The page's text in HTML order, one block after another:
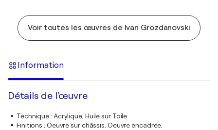
Voir toutes les œuvres de Ivan Grozdanovski
Information
Détails de l'œuvre
Technique: Acrylique, Huile sur Toile
Finitions : Oeuvre sur châssis. Oeuvre encadrée.